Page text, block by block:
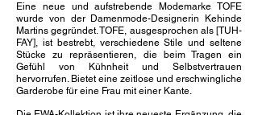
Eine neue und aufstrebende Modemarke TOFE
wurde von der Damenmode-Designerin Kehinde
Martins gegründet. TOFE, ausgesprochen als [TUH-
FAY], ist bestrebt, verschiedene Stile und seltene
Stücke zu repräsentieren, die beim Tragen ein
Gefühl von Kühnheit und Selbstvertrauen
hervorrufen. Bietet eine zeitlose und erschwingliche
Garderobe für eine Frau mit einer Kante.